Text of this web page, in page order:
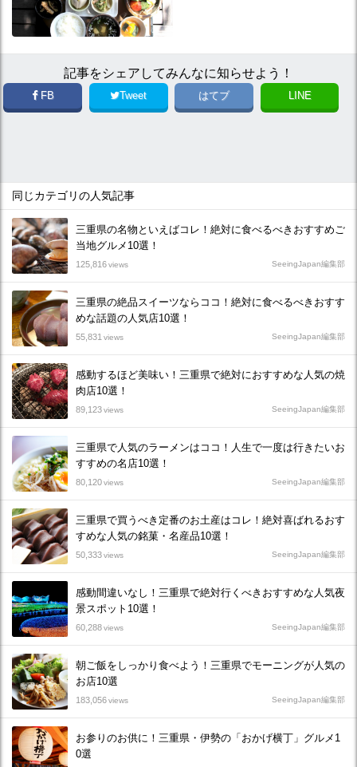
記事をシェアしてみんなに知らせよう！
FB Tweet はてブ LINE
同じカテゴリの人気記事
三重県の名物といえばコレ！絶対に食べるべきおすすめご
当地グルメ10選！
125,816views SeeingJapan編集部
三重県の絶品スイーツならココ！絶対に食べるべきおすす
めな話題の人気店10選！
55,831 views SeeingJapan編集部
感動するほど美味い！三重県で絶対におすすめな人気の焼
肉店10選！
89,123views SeeingJapan編集部
三重県で人気のラーメンはココ！人生で一度は行きたいお
すすめの名店10選！
80,120views SeeingJapan編集部
三重県で買うべき定番のお土産はコレ！絶対喜ばれるおす
すめな人気の銘菓・名産品10選！
50,333views SeeingJapan編集部
感動間違いなし！三重県で絶対行くべきおすすめな人気夜
景スポット10選！
60,288views SeeingJapan編集部
朝ご飯をしっかり食べよう！三重県でモーニングが人気の
お店10選
183,056views SeeingJapan編集部
お参りのお供に！三重県・伊勢の「おかげ横丁」グルメ1
0選